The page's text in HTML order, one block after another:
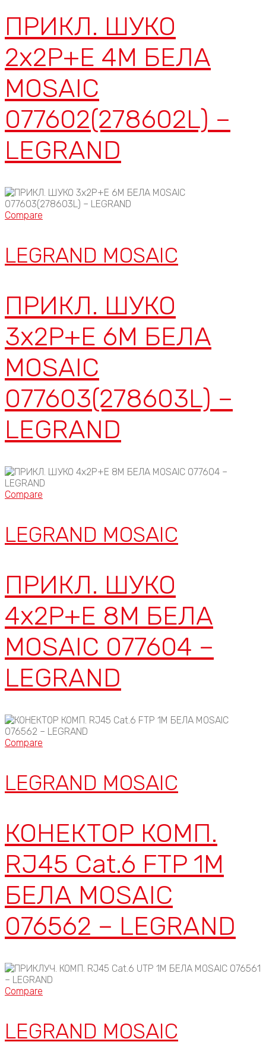
ПРИКЛ. ШУКО
2x2P+E 4М БЕЛА
MOSAIC
077602(278602L) –
LEGRAND
Compare
LEGRAND MOSAIC
ПРИКЛ. ШУКО
3x2P+E 6М БЕЛА
MOSAIC
077603(278603L) –
LEGRAND
Compare
LEGRAND MOSAIC
ПРИКЛ. ШУКО
4x2P+E 8М БЕЛА
MOSAIC 077604 –
LEGRAND
Compare
LEGRAND MOSAIC
КОНЕКТОР КОМП.
RJ45 Cat.6 FTP 1M
БЕЛА MOSAIC
076562 – LEGRAND
Compare
LEGRAND MOSAIC